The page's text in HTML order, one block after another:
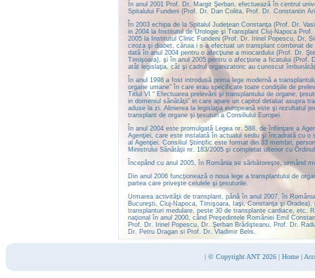
În anul 2001 Prof. Dr. Margit Şerban, efectuează în centrul
Spitalului Fundeni (Prof. Dr. Dan Colita, Prof. Dr. Constantin
În 2003 echipa de la Spitalul Judeţean Constanţa (Prof. Dr.
in 2004 la Institutul de Urologie şi Transplant Cluj-Napoca
2005 la Institutul Clinic Fundeni (Prof. Dr. Irinel Popescu, Dr,
ciroza şi diabet, căruia i s-a efectuat un transplant combinat
dată în anul 2004 pentru o afecţiune a miocardului (Prof. Dr.
Timişoara), şi în anul 2005 pentru o afecţiune a ficatului
atât legislaţia, cât şi cadrul organizatoric au cunoscut
În anul 1998 a fost introdusă prima lege modernă a
organe umane” în care erau specificate toate condiţiile de
Titlul VI “ Efectuarea prelevării şi transplantului de organe,
in domeniul sănătăţii” in care apare un capitol detaliat asupra
aduse la zi. Alinierea la legislaţia europeană este şi rezultatul
transplant de organe şi ţesuturi a Consiliului Europei.
În anul 2004 este promulgată Legea nr. 588, de înfiinţare a
Agenţiei, care este instalată în actualul sediu şi încadrată cu o
al Agenţiei. Consiliul Ştiinţific este format din 33 membri,
Ministrului Sănătăţii nr. 183/2005 şi completat ulterior cu
Începând cu anul 2005, în România se sărbătoreşte, urmând
Din anul 2006 funcţionează o noua lege a transplantului de
partea care priveşte celulele şi ţesuturile.
Urmarea activităţii de transplant, până în anul 2007, în
Bucureşti, Cluj-Napoca, Timişoara, Iaşi, Constanţa şi
transplanturi medulare, peste 30 de transplante cardiace, etc.
naţional în anul 2000, când Preşedintele României Emil
Prof. Dr. Irinel Popescu, Dr. Şerban Brădişteanu, Prof. Dr.
Dr. Petru Dragan si Prof. Dr. Vladimir Belis.
| © Copyright ANT 2026 | Home |